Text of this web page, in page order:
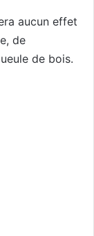
aucun effet
de
de bois.